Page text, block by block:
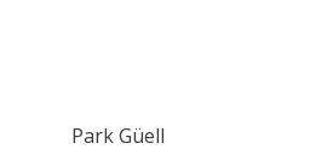
Park Güell